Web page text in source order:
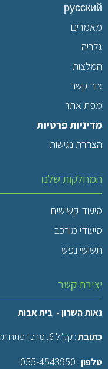
русский
מאמרים
גלריה
המלצות
צור קשר
מפת אתר
מדיניות פרטיות
הצהרת נגישות
המחלקות שלנו
סיעוד קשישים
סיעודי מורכב
תשושי נפש
יצירת קשר
נאות השרון - בית אבות
כתובת: קק"ל 6, מרכז פתח תקווה, צמוד למרכז רפואי רבין, ביה"ח השרון.
טלפון:
055-4543950